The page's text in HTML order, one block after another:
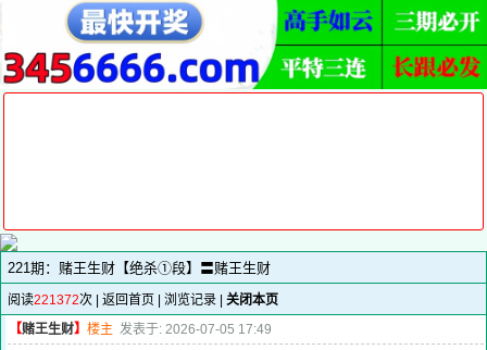
221期：赌王生财【绝杀①段】〓赌王生财
阅读221372次 | 返回首页 浏览记录
关闭本页
【赌王生财】 楼主 发表于: 2026-07-05 17:49